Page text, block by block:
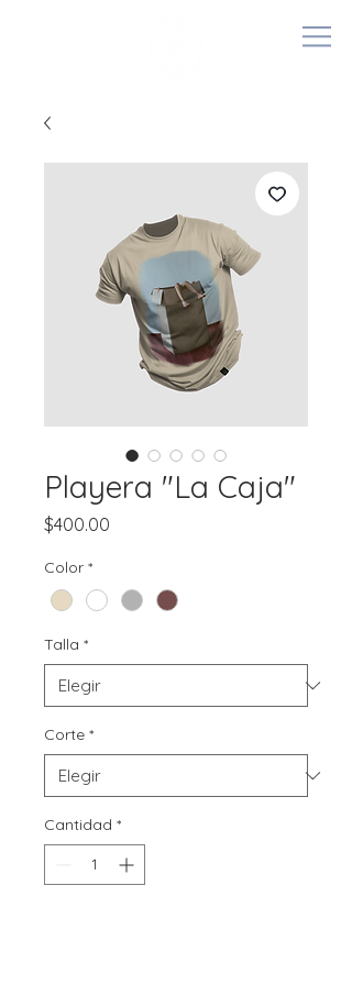
Playera "La Caja"
$400.00
Color *
Talla *
Corte *
Cantidad *